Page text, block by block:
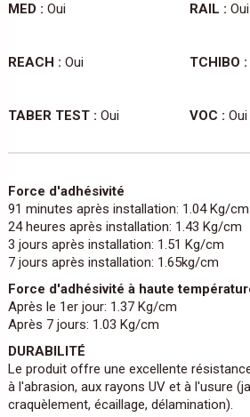
MED : Oui RAIL : Oui
REACH : Oui TCHIBO :
TABER TEST : Oui VOC : Oui
Force d'adhésivité
91 minutes après installation: 1.04 Kg/cm
24 heures après installation: 1.43 Kg/cm
3 jours après installation: 1.51 Kg/cm
7 jours après installation: 1.65kg/cm
Force d'adhésivité à haute
Après le 1er jour: 1.37 Kg/cm
Après 7 jours: 1.03 Kg/cm
DURABILITÉ
Le produit offre une excellente
à l'abrasion, aux rayons UV et à l'usure
craquèlement, écaillage, délamination).